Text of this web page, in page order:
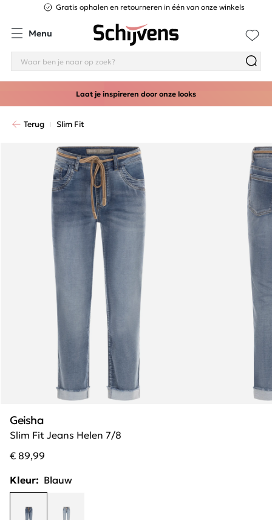
Gratis ophalen en retourneren in één van onze winkels
Menu
Laat je inspireren door onze looks
Terug Slim Fit
Slim Fit Jeans Helen 7/8
Geisha
€ 89,99
Kleur: Blauw